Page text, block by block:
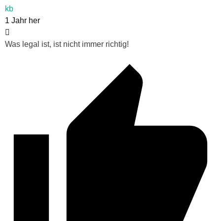
kb
1 Jahr her
Was legal ist, ist nicht immer richtig!